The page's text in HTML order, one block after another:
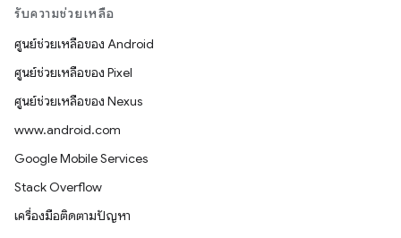
รับความช่วยเหลือ
ศูนย์ช่วยเหลือของ Android
ศูนย์ช่วยเหลือของ Pixel
ศูนย์ช่วยเหลือของ Nexus
www.android.com
Google Mobile Services
Stack Overflow
เครื่องมือติดตามปัญหา